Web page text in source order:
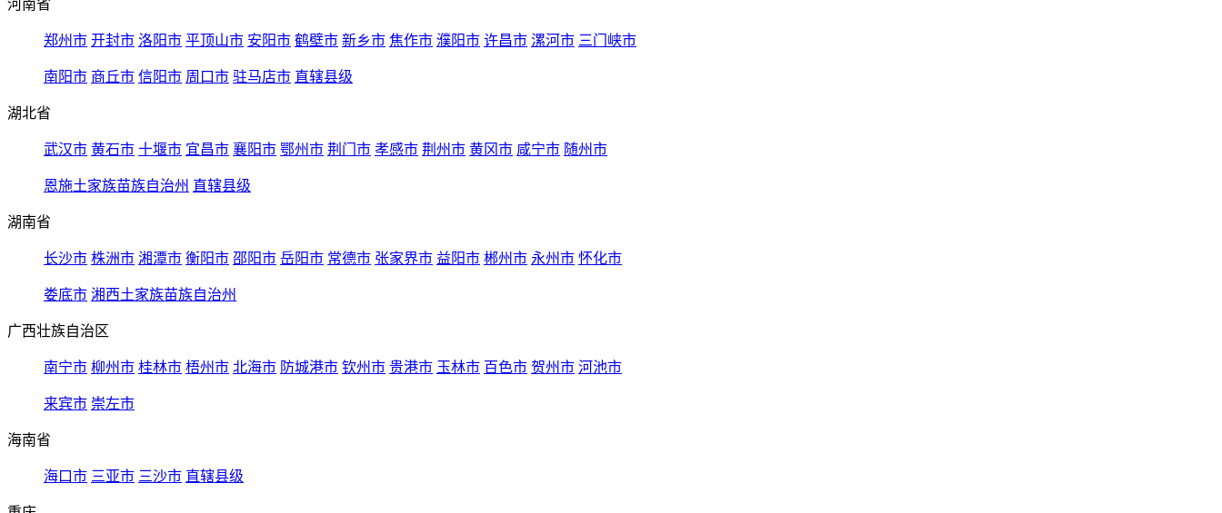
河南省
郑州市 开封市 洛阳市 平顶山市 安阳市 鹤壁市 新乡市 焦作市 濮阳市 许昌市 漯河市 三门峡市
南阳市 商丘市 信阳市 周口市 驻马店市 直辖县级
湖北省
武汉市 黄石市 十堰市 宜昌市 襄阳市 鄂州市 荆门市 孝感市 荆州市 黄冈市 咸宁市 随州市
恩施土家族苗族自治州 直辖县级
湖南省
长沙市 株洲市 湘潭市 衡阳市 邵阳市 岳阳市 常德市 张家界市 益阳市 郴州市 永州市 怀化市
娄底市 湘西土家族苗族自治州
广西壮族自治区
南宁市 柳州市 桂林市 梧州市 北海市 防城港市 钦州市 贵港市 玉林市 百色市 贺州市 河池市
来宾市 崇左市
海南省
海口市 三亚市 三沙市 直辖县级